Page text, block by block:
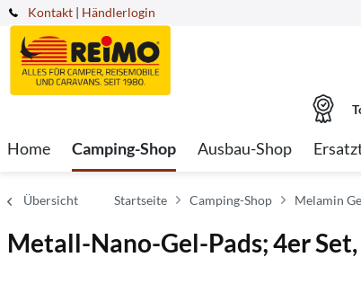
Kontakt | Händlerlogin
Home Camping-Shop Ausbau-Shop
Übersicht Startseite Camping-Shop Melamin
Metall-Nano-Gel-Pads; 4er